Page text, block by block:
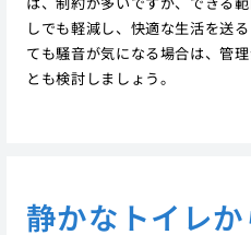
しでも軽減し、快適な生活を送
ても騒音が気になる場合は、管
とも検討しましょう。
静かなトイレ